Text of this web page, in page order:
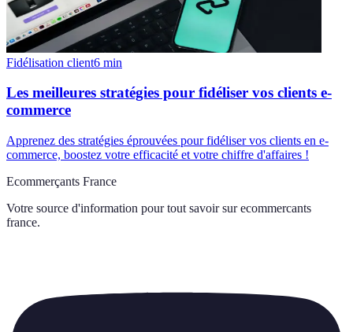
Fidélisation client6 min
Les meilleures stratégies pour fidéliser vos clients e-
commerce
Apprenez des stratégies éprouvées pour fidéliser vos clients en e-
commerce, boostez votre efficacité et votre chiffre d'affaires !
Ecommerçants France
Votre source d'information pour tout savoir sur ecommercants
france.